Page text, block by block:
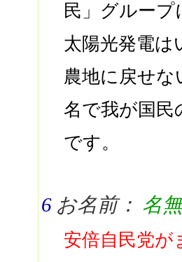
民」グルー
太陽光発電は
農地に戻せな
名で我が国民
です。
6 お名前： 名
安倍自民党が